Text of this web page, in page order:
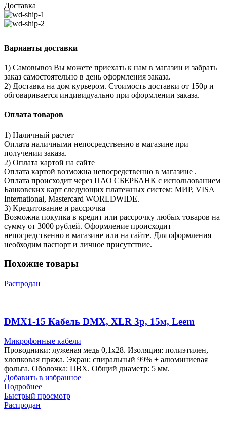
Доставка
Варианты доставки
1) Самовывоз Вы можете приехать к нам в магазин и забрать
заказ самостоятельно в день оформления заказа.
2) Доставка на дом курьером. Стоимость доставки от 150р и
обговаривается индивидуально при оформлении заказа.
Оплата товаров
1) Наличный расчет
Оплата наличными непосредственно в магазине при
получении заказа.
2) Оплата картой на сайте
Оплата картой возможна непосредственно в магазине .
Оплата происходит через ПАО СБЕРБАНК с использованием
Банковских карт следующих платежных систем: МИР, VISA
International, Mastercard WORLDWIDE.
3) Кредитование и рассрочка
Возможна покупка в кредит или рассрочку любых товаров на
сумму от 3000 рублей. Оформление происходит
непосредственно в магазине или на сайте. Для оформления
необходим паспорт и личное присутствие.
Похожие товары
Распродан
DMX1-15 Кабель DMX, XLR 3p, 15м, Leem
Микрофонные кабели
Проводники: луженая медь 0,1х28. Изоляция: полиэтилен,
хлопковая пряжа. Экран: спиральный 99% + алюминиевая
фольга. Оболочка: ПВХ. Общий диаметр: 5 мм.
Добавить в избранное
Подробнее
Быстрый просмотр
Распродан